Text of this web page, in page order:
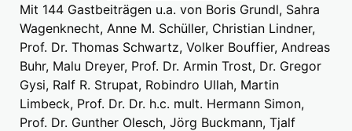
Mit 144 Gastbeiträgen u.a. von Boris Grundl, Sahra
Wagenknecht, Anne M. Schüller, Christian Lindner,
Prof. Dr. Thomas Schwartz, Volker Bouffier, Andreas
Buhr, Malu Dreyer, Prof. Dr. Armin Trost, Dr. Gregor
Gysi, Ralf R. Strupat, Robindro Ullah, Martin
Limbeck, Prof. Dr. Dr. h.c. mult. Hermann Simon,
Prof. Dr. Gunther Olesch, Jörg Buckmann, Tjalf